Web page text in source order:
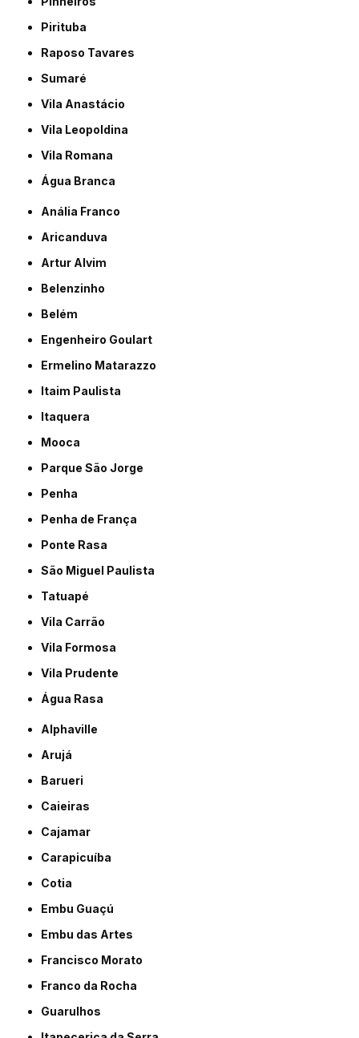
Pirituba
Raposo Tavares
Sumaré
Vila Anastácio
Vila Leopoldina
Vila Romana
Água Branca
Anália Franco
Aricanduva
Artur Alvim
Belenzinho
Belém
Engenheiro Goulart
Ermelino Matarazzo
Itaim Paulista
Itaquera
Mooca
Parque São Jorge
Penha
Penha de França
Ponte Rasa
São Miguel Paulista
Tatuapé
Vila Carrão
Vila Formosa
Vila Prudente
Água Rasa
Alphaville
Arujá
Barueri
Caieiras
Cajamar
Carapicuíba
Cotia
Embu Guaçú
Embu das Artes
Francisco Morato
Franco da Rocha
Guarulhos